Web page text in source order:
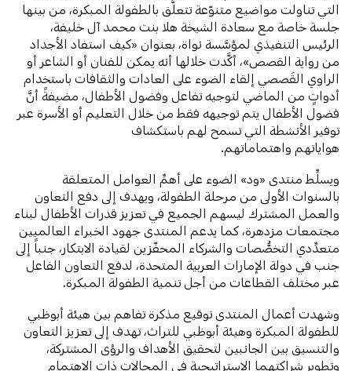
التي تناولت مواضيع متنوّعة تتعلَّق بالطفولة المبكرة، من بينها
جلسة خاصة مع سعادة الشيخة هلا بنت محمد آل خليفة،
الرئيس التنفيذي لمؤسَّسة نواة، بعنوان «كيف استفاد الأجداد
من رواية القصص»، أكَّدت خلالها أنه يمكن للفنان أو الشاعر أو
الراوي القَصصي إلقاء الضوء على العادات والثقافات باستخدام
أدواتٍ من الماضي لتوجيه تفاعل وفضول الأطفال، مضيفةً أنَّ
فضول الأطفال يتم توجيهه فقط من خلال التعليم أو الأسرة عبر
توفير الأنشطة التي تسمح لهم باستكشاف
هواياتهم واهتماماتهم.
ويسلِّط منتدى «ود» الضوء على أهمِّ العوامل المتعلقة
بالسنوات الأولى من مرحلة الطفولة، ويهدف إلى دفع التعاون
والعمل المشترك ليسهم الجميع في تعزيز قدرات الأطفال لبناء
مجتمعات مزدهرة، كما يدعم المنتدى جهود الخبراء العالميين
متعدِّدي التخصُّصات والشركاء المحفّزين لقيادة الابتكار، جنباً إلى
جنب في دولة الإمارات العربية المتحدة، لدفع التعاون الفاعل
عبر مختلف القطاعات من أجل تنمية الطفولة المبكرة.
وشهدت أعمال المنتدى توقيع مذكرة تفاهم بين هيئة أبوظبي
للطفولة المبكرة وهيئة أبوظبي للتراث، تهدف إلى تعزيز التعاون
والتنسيق بين الجانبين لتحقيق الأهداف والرؤى المشتركة،
وتطوير شراكتهما الاستراتيجية في المجالات ذات الاهتمام